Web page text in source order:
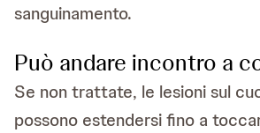
sanguinamento.
Può andare incontro a
Se non trattate, le lesioni sul
possono estendersi fino a